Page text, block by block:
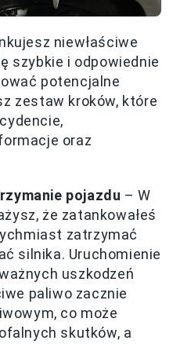
niewłaściwe
szybkie i odpowiednie
potencjalne
zestaw kroków, które
oraz
pojazdu – W
że zatankowałeś
zatrzymać
silnika. Uruchomienie
uszkodzeń
paliwo zacznie
co może
skutków, a